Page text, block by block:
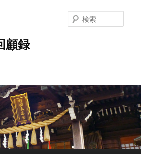
顧録
索